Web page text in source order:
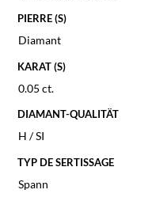
PIERRE (S)
Diamant
KARAT (S)
0.05 ct.
DIAMANT-QUALITÄT
H / SI
TYP DE SERTISSAGE
Spann